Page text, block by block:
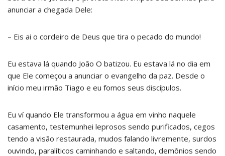
anunciar a chegada Dele:
– Eis ai o cordeiro de Deus que tira o pecado do mundo!
Eu estava lá quando João O batizou. Eu estava lá no dia em
que Ele começou a anunciar o evangelho da paz. Desde o
início meu irmão Tiago e eu fomos seus discípulos.
Eu ví quando Ele transformou a água em vinho naquele
casamento, testemunhei leprosos sendo purificados, cegos
tendo a visão restaurada, mudos falando livremente, surdos
ouvindo, paralíticos caminhando e saltando, demônios sendo